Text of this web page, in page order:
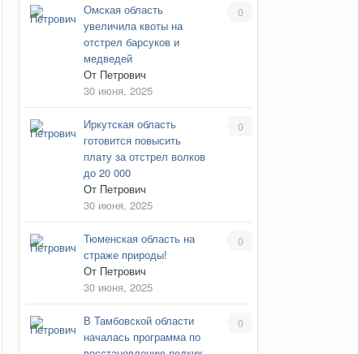
0
Омская область
увеличила квоты на
отстрел барсуков и
медведей
От Петрович
30 июня, 2025
0
Иркутская область
готовится повысить
плату за отстрел волков
до 20 000
От Петрович
30 июня, 2025
0
Тюменская область на
страже природы!
От Петрович
30 июня, 2025
0
В Тамбовской области
началась программа по